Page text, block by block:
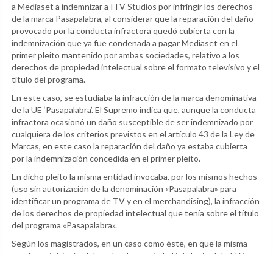
a Mediaset a indemnizar a ITV Studios por infringir los derechos
de la marca Pasapalabra, al considerar que la reparación del daño
provocado por la conducta infractora quedó cubierta con la
indemnización que ya fue condenada a pagar Mediaset en el
primer pleito mantenido por ambas sociedades, relativo a los
derechos de propiedad intelectual sobre el formato televisivo y el
título del programa.
En este caso, se estudiaba la infracción de la marca denominativa
de la UE ‘Pasapalabra’. El Supremo indica que, aunque la conducta
infractora ocasionó un daño susceptible de ser indemnizado por
cualquiera de los criterios previstos en el artículo 43 de la Ley de
Marcas, en este caso la reparación del daño ya estaba cubierta
por la indemnización concedida en el primer pleito.
En dicho pleito la misma entidad invocaba, por los mismos hechos
(uso sin autorización de la denominación «Pasapalabra» para
identificar un programa de TV y en el merchandising), la infracción
de los derechos de propiedad intelectual que tenía sobre el título
del programa «Pasapalabra».
Según los magistrados, en un caso como éste, en que la misma